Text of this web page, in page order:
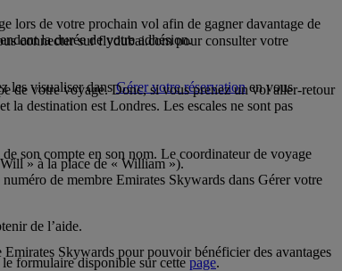
lors de votre prochain vol afin de gagner davantage de
la durée de votre adhésion.
connecter sur flydubai.com pour consulter votre
les visualiser dansGérer votre réservationen vous
» à la place de « William »).
de membre Emirates Skywards dans Gérer votre
de l’aide.
de votre voyage. Donc, si vous prenez un vol aller-retour
destination est Londres. Les escales ne sont pas
son compte en son nom. Le coordinateur de voyage
formulaire disponible sur cette page.
Emirates Skywards pour pouvoir bénéficier des avantages